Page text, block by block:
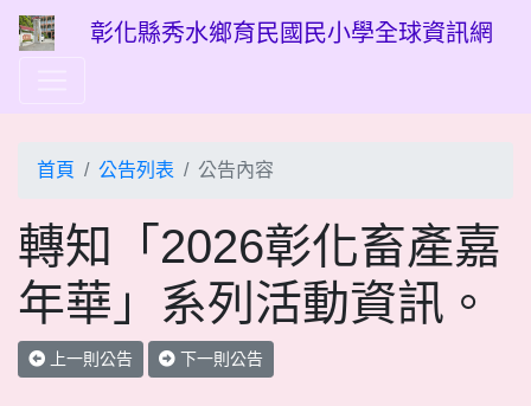
彰化縣秀水鄉育民國民小學全球資訊網
首頁 公告列表 公告內容
轉知「2026彰化畜產嘉
年華」系列活動資訊。
上一則公告 下一則公告